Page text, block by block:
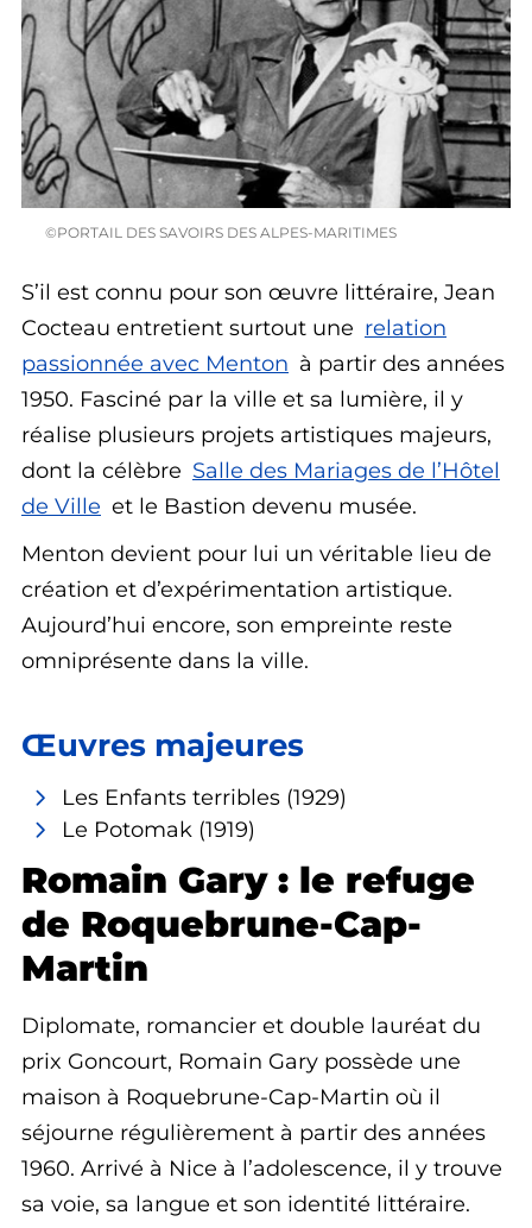
©PORTAIL DES SAVOIRS DES ALPES-MARITIMES
S’il est connu pour son œuvre littéraire, Jean
Cocteau entretient surtout une relation
passionnée avec Menton à partir des années
1950. Fasciné par la ville et sa lumière, il y
réalise plusieurs projets artistiques majeurs,
dont la célèbre Salle des Mariages de l’Hôtel
de Ville et le Bastion devenu musée.
Menton devient pour lui un véritable lieu de
création et d’expérimentation artistique.
Aujourd’hui encore, son empreinte reste
omniprésente dans la ville.
Œuvres majeures
Les Enfants terribles (1929)
Le Potomak (1919)
Romain Gary : le refuge
de Roquebrune-Cap-
Martin
Diplomate, romancier et double lauréat du
prix Goncourt, Romain Gary possède une
maison à Roquebrune-Cap-Martin où il
séjourne régulièrement à partir des années
1960. Arrivé à Nice à l’adolescence, il y trouve
sa voie, sa langue et son identité littéraire.